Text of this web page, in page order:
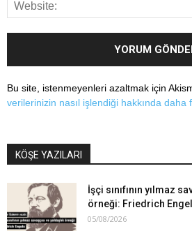
Bu site, istenmeyenleri azaltmak için
verilerinizin nasıl işlendiği hakkında daha
KÖŞE YAZILARI
İşçi sınıfının yılmaz
örneği: Friedrich
05/08/2026